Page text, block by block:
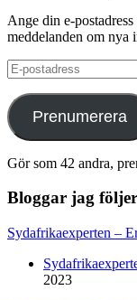
Ange din e-
meddelanden om nya
E-
postadress
Prenumerera
Gör som 42 andra,
Bloggar jag följer
Sydafrikaexperten –
2023